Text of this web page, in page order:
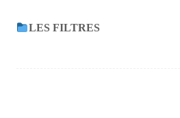
LES FILTRES